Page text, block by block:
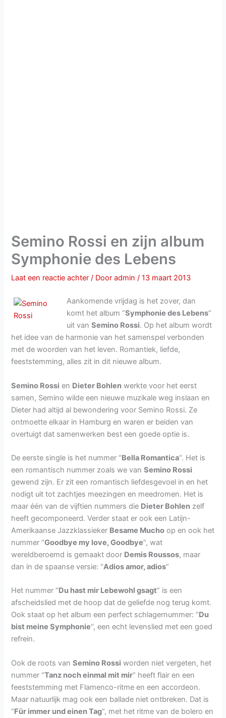
Semino Rossi en zijn album
Symphonie des Lebens
Laat een reactie achter / Dooradmin/13 maart 2013
Aankomende vrijdag is het zover, dan
komt het album “Symphonie des Lebens”
uit vanSemino Rossi. Op het album wordt
het idee van de harmonie van het samenspel verbonden
met de woorden van het leven. Romantiek, liefde,
feeststemming, alles zit in dit nieuwe album.
Semino Rossi en Dieter Bohlen werkte voor het eerst
samen, Semino wilde een nieuwe muzikale weg inslaan en
Dieter had altijd al bewondering voor Semino Rossi. Ze
ontmoette elkaar in Hamburg en waren er beiden van
overtuigt dat samenwerken best een goede optie is.
De eerste single is het nummer “Bella Romantica“. Het is
een romantisch nummer zoals we vanSemino Rossi
gewend zijn. Er zit een romantisch liefdesgevoel in en het
nodigt uit tot zachtjes meezingen en meedromen. Het is
maar één van de vijftien nummers die Dieter Bohlen zelf
heeft gecomponeerd. Verder staat er ook een Latijn-
Amerikaanse Jazzklassieker Besame Mucho op en ook het
nummer “Goodbye my love, Goodbye“, wat
wereldberoemd is gemaakt door Demis Roussos, maar
dan in de spaanse versie: “Adios amor, adios”
Het nummer “Du hast mir Lebewohl gsagt” is een
afscheidslied met de hoop dat de geliefde nog terug komt.
Ook staat op het album een perfect schlagernummer: “Du
bist meine Symphonie“, een echt levenslied met een goed
refrein.
Ook de roots vanSemino Rossi worden niet vergeten, het
nummer “Tanz noch einmal mit mir” heeft flair en een
feeststemming met Flamenco-ritme en een accordeon.
Maar natuurlijk mag ook een ballade niet ontbreken. Dat is
“Für immer und einen Tag“, met het ritme van de bolero en